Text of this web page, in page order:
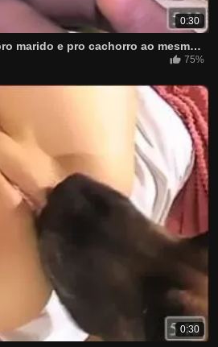
0:30
Coroa gostosa dando pro marido e pro cachorro ao mesmo tempo
75%
0:30